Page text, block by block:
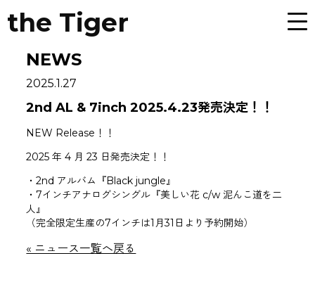
the Tiger
NEWS
2025.1.27
2nd AL & 7inch 2025.4.23発売決定！！
NEW Release！！
2025 年 4 月 23 日発売決定！！
・2nd アルバム『Black jungle』
・7インチアナログシングル『美しい花 c/w 泥んこ道を二
人』
（完全限定生産の7インチは1月31日より予約開始）
« ニュース一覧へ戻る